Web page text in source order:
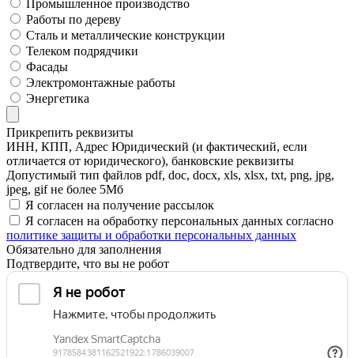
Промышленное производство
Работы по дереву
Сталь и металлические конструкции
Телеком подрядчики
Фасады
Электромонтажные работы
Энергетика
Прикрепить реквизиты
ИНН, КПП, Адрес Юридический (и фактический, если
отличается от юридического), банковские реквизиты
Допустимый тип файлов pdf, doc, docx, xls, xlsx, txt, png, jpg,
jpeg, gif не более 5Мб
Я согласен на получение рассылок
Я согласен на обработку персональных данных согласно
политике защиты и обработки персональных данных
Обязательно для заполнения
Подтвердите, что вы не робот